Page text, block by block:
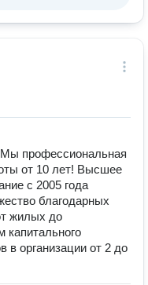
Мы профессиональная
от 10 лет! Высшее
с 2005 года
благодарных
жилых до
в организации от 2 до